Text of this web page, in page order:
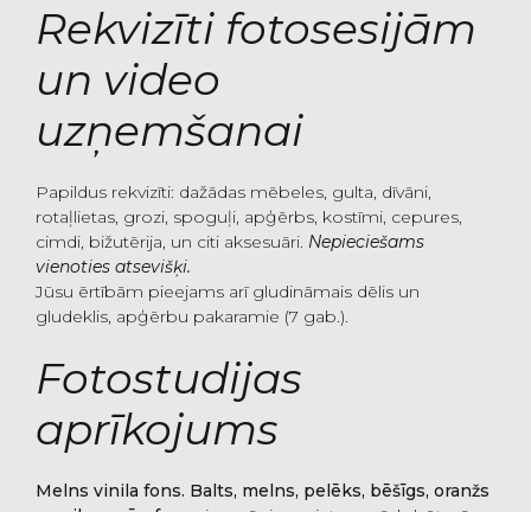
Rekvizīti fotosesijām
un video
uzņemšanai
Papildus rekvizīti: dažādas mēbeles, gulta, dīvāni,
rotaļlietas, grozi, spoguļi, apģērbs, kostīmi, cepures,
cimdi, bižutērija, un citi aksesuāri. Nepieciešams
vienoties atsevišķi.
Jūsu ērtībām pieejams arī gludināmais dēlis un
gludeklis, apģērbu pakaramie (7 gab.).
Fotostudijas
aprīkojums
Melns vinila fons. Balts, melns, pelēks, bēšīgs, oranžs